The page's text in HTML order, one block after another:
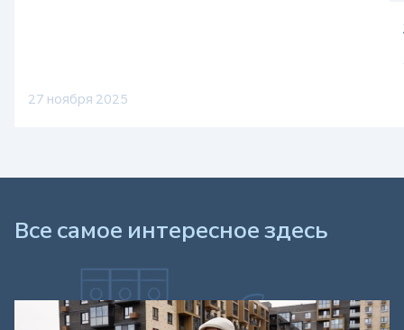
27 ноября 2025
Все самое интересное здесь